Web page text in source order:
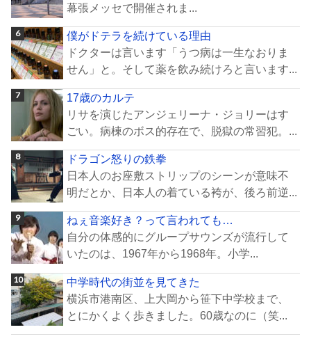
幕張メッセで開催されま...
僕がドテラを続けている理由
ドクターは言います「うつ病は一生なおりま
せん」と。そして薬を飲み続けろと言います...
17歳のカルテ
リサを演じたアンジェリーナ・ジョリーはす
ごい。病棟のボス的存在で、脱獄の常習犯。...
ドラゴン怒りの鉄拳
日本人のお座敷ストリップのシーンが意味不
明だとか、日本人の着ている袴が、後ろ前逆...
ねぇ音楽好き？って言われても…
自分の体感的にグループサウンズが流行して
いたのは、1967年から1968年。小学...
中学時代の街並を見てきた
横浜市港南区、上大岡から笹下中学校まで、
とにかくよく歩きました。60歳なのに（笑...